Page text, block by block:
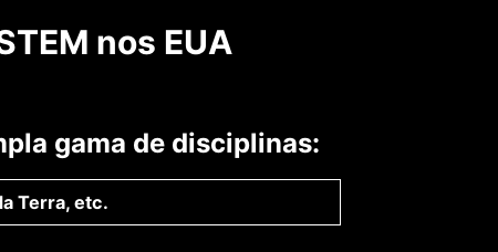
nos EUA
gama de disciplinas:
Terra, etc.